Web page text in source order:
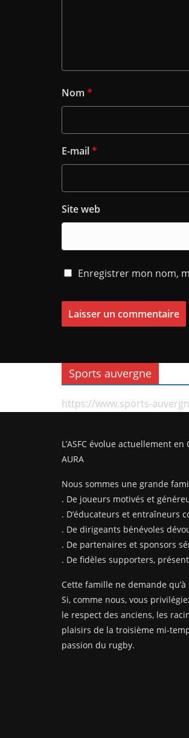
Nom *
E-mail*
Site web
Enregistrer mon nom,
Sports auvergne
https://www.sports-
L’ASFC évolue actuellement
AURA
Nous sommes une grande
. De joueurs motivés et
. D’éducateurs et entraîneurs
. De dirigeants bénévoles
. De partenaires et sponsors
. De fidèles supporters,
Cette famille ne demande qu’à
Si, comme nous, vous
le respect des anciens, les
plaisirs de la troisième mi-
passion du rugby.